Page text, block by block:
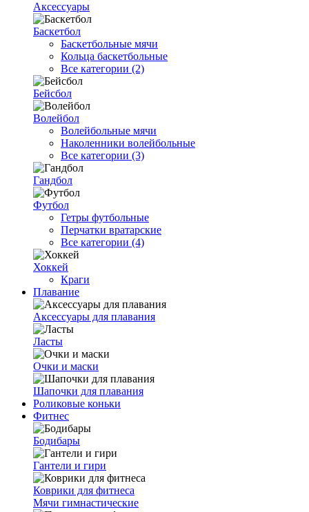
Аксессуары
Баскетбол
Баскетбольные мячи
Кольца баскетбольные
Все категории (2)
Бейсбол
Волейбол
Волейбольные мячи
Наколенники волейбольные
Все категории (3)
Гандбол
Футбол
Гетры футбольные
Перчатки вратарские
Все категории (4)
Хоккей
Краги
Плавание
Аксессуары для плавания
Ласты
Очки и маски
Шапочки для плавания
Роликовые коньки
Фитнес
Бодибары
Гантели и гири
Коврики для фитнеса
Мячи гимнастические